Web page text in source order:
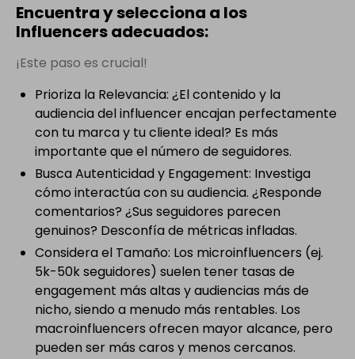
Encuentra y selecciona a los
Influencers adecuados:
¡Este paso es crucial!
Prioriza la Relevancia: ¿El contenido y la
audiencia del influencer encajan perfectamente
con tu marca y tu cliente ideal? Es más
importante que el número de seguidores.
Busca Autenticidad y Engagement: Investiga
cómo interactúa con su audiencia. ¿Responde
comentarios? ¿Sus seguidores parecen
genuinos? Desconfía de métricas infladas.
Considera el Tamaño: Los microinfluencers (ej.
5k-50k seguidores) suelen tener tasas de
engagement más altas y audiencias más de
nicho, siendo a menudo más rentables. Los
macroinfluencers ofrecen mayor alcance, pero
pueden ser más caros y menos cercanos.